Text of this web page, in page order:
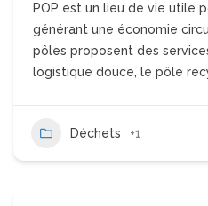
POP est un lieu de vie utile
générant une économie
pôles proposent des
logistique douce, le pôle
Déchets +1